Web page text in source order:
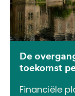
De
toekomst
Financiële